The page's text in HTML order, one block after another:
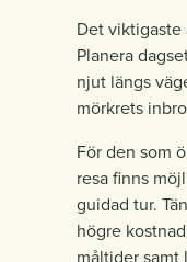
Det viktigaste
Planera
njut längs
mörkrets
För den som
resa finns
guidad tur.
högre